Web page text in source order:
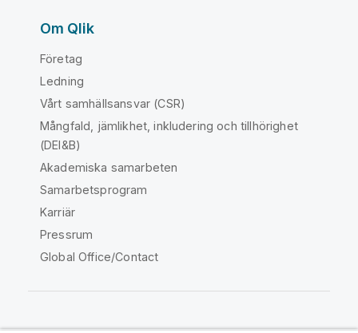
Om Qlik
Företag
Ledning
Vårt samhällsansvar (CSR)
Mångfald, jämlikhet, inkludering och tillhörighet
(DEI&B)
Akademiska samarbeten
Samarbetsprogram
Karriär
Pressrum
Global Office/Contact